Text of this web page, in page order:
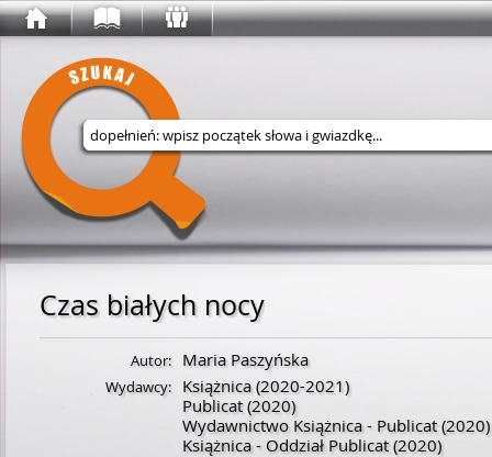
Wyszukaj w serwisie
Czas białych nocy
Autor: Maria Paszyńska
Wydawcy: Książnica(2020-2021)
Publicat(2020)
Wydawnictwo Książnica - Publicat(2020)
Książnica - Oddział Publicat(2020)